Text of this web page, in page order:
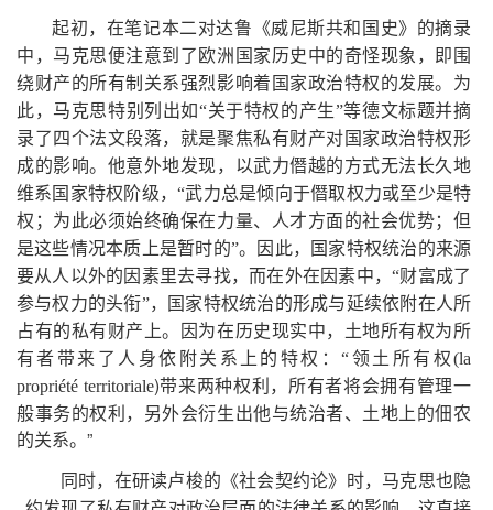
起初，在笔记本二对达鲁《威尼斯共和国史》的摘录
中，马克思便注意到了欧洲国家历史中的奇怪现象，即围
绕财产的所有制关系强烈影响着国家政治特权的发展。为
此，马克思特别列出如“关于特权的产生”等德文标题并摘
录了四个法文段落，就是聚焦私有财产对国家政治特权形
成的影响。他意外地发现，以武力僭越的方式无法长久地
维系国家特权阶级，“武力总是倾向于僭取权力或至少是特
权；为此必须始终确保在力量、人才方面的社会优势；但
是这些情况本质上是暂时的”。因此，国家特权统治的来源
要从人以外的因素里去寻找，而在外在因素中，“财富成了
参与权力的头衔”，国家特权统治的形成与延续依附在人所
占有的私有财产上。因为在历史现实中，土地所有权为所
有者带来了人身依附关系上的特权：“领土所有权(la
propriété territoriale)带来两种权利，所有者将会拥有管理一
般事务的权利，另外会衍生出他与统治者、土地上的佃农
的关系。”
同时，在研读卢梭的《社会契约论》时，马克思也隐